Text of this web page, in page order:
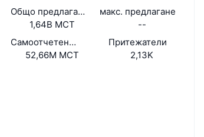
Общо предлагане
1,64B MCT
макс. предлагане
--
Самоотчетено циркулиращо предлагане
52,66M MCT
Притежатели
2,13K